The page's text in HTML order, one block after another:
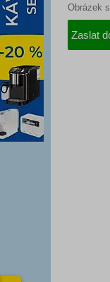
Obrázek